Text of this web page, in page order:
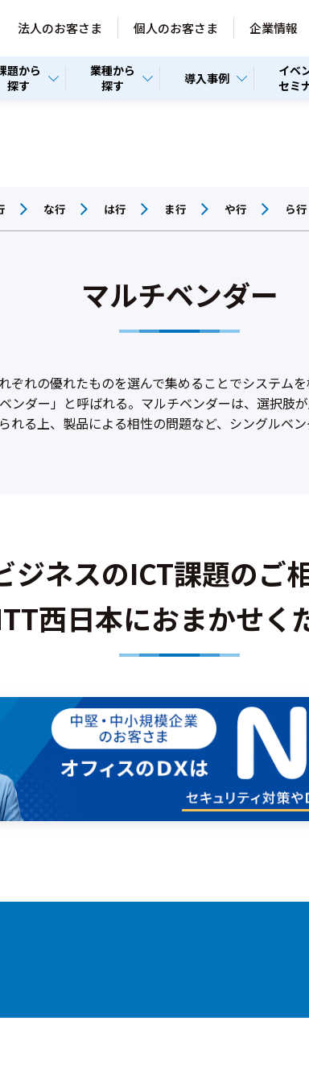
法人のお客さま 個人のお客さま 企業情報
題から
探す
業種から
探す
導入事例
イベ
セミ
な行 は行 ま行 や行 ら行
マルチベンダー
ぞれの優れたものを選んで集めることでシステム
ンダー」と呼ばれる。マルチベンダーは、選択肢
れる上、製品による相性の問題など、シングルベ
ジネスのICT課題のご
西日本におまかせく